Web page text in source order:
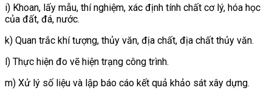
i) Khoan, lấy mẫu, thí nghiệm, xác định tính chất cơ lý, hóa học
của đất, đá, nước.
k) Quan trắc khí tượng, thủy văn, địa chất, địa chất thủy văn.
l) Thực hiện đo vẽ hiện trạng công trình.
m) Xử lý số liệu và lập báo cáo kết quả khảo sát xây dựng.